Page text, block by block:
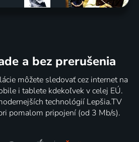
a bez prerušenia
môžete sledovať cez internet na
i tablete kdekoľvek v celej EÚ.
technológií Lepšia.TV
pomalom pripojení (od 3 Mb/s).